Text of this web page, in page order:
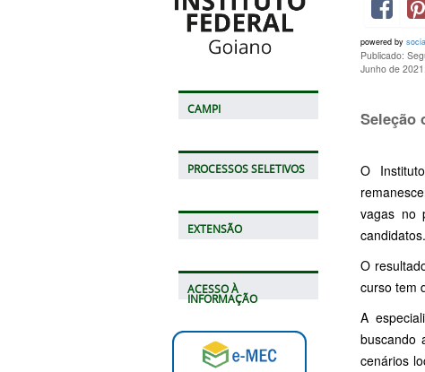
CAMPI
PROCESSOS SELETIVOS
EXTENSÃO
ACESSO À
INFORMAÇÃO
powered by
Publicado:
Junho de
Seleção
O
vagas no
candidatos.
O
curso tem
A
buscando
cenários